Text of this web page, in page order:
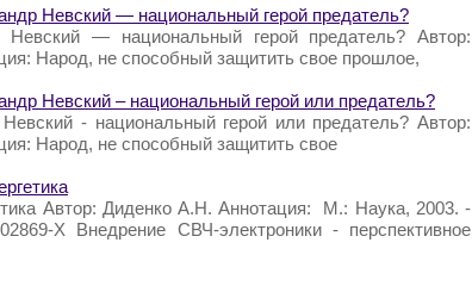
Невский — национальный герой предатель?
Невский — национальный герой предатель? Автор:
Народ, не способный защитить свое прошлое,
Невский – национальный герой или предатель?
- национальный герой или предатель? Автор:
Народ, не способный защитить свое
Автор: Диденко А.Н. Аннотация: М.: Наука, 2003. -
Х Внедрение СВЧ-электроники - перспективное